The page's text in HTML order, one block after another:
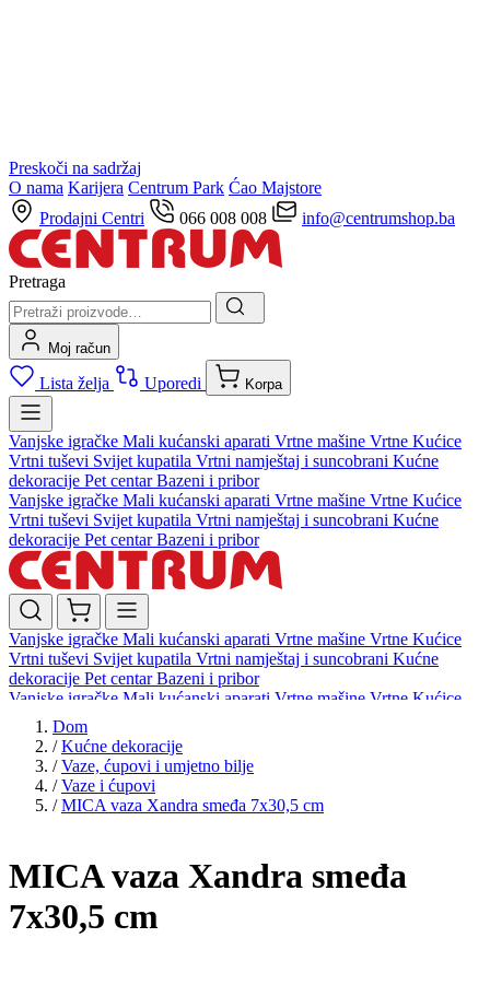
Preskoči na sadržaj
O nama Karijera Centrum Park Ćao Majstore
Prodajni Centri
066 008 008 info@centrumshop.ba
Pretraga
Moj račun
Lista želja Uporedi Korpa
Vanjske igračke Mali kućanski aparati Vrtne mašine Vrtne Kućice
Vrtni tuševi Svijet kupatila Vrtni namještaj i suncobrani Kućne
dekoracije Pet centarBazeni i pribor
Vanjske igračke Mali kućanski aparati Vrtne mašine Vrtne Kućice
Vrtni tuševi Svijet kupatila Vrtni namještaj i suncobrani Kućne
dekoracije Pet centarBazeni i pribor
Vanjske igračke Mali kućanski aparati Vrtne mašine Vrtne Kućice
Vrtni tuševi Svijet kupatila Vrtni namještaj i suncobrani Kućne
dekoracije Pet centarBazeni i pribor
Vanjske igračke Mali kućanski aparati Vrtne mašine Vrtne Kućice
Vrtni tuševi
dekoracijePet centar Bazeni i pribor
Dom
/ Kućne dekoracije
/ Vaze, ćupovi i umjetno bilje
/ Vaze i ćupovi
/ MICA vaza Xandra smeđa 7x30,5 cm
MICA vaza Xandra smeđa
7x30,5 cm